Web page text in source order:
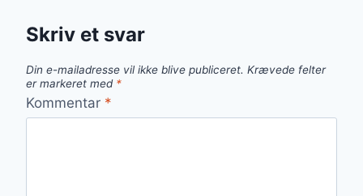
Skriv et svar
Din e-mailadresse vil ikke blive publiceret. Krævede felter
er markeret med *
Kommentar *